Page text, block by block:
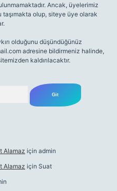
Ancak, üyelerimiz
taşımakta olup, siteye üye olarak
olduğunu düşündüğünüz
adresine bildirmeniz halinde,
kaldırılacaktır.
Alamaz için admin
Alamaz için Suat